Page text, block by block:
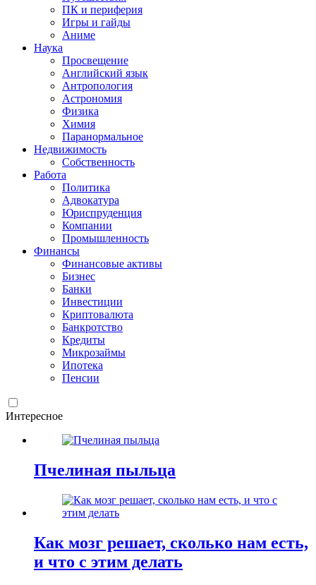
ПК и периферия
Игры и гайды
Аниме
Наука
Просвещение
Английский язык
Антропология
Астрономия
Физика
Химия
Паранормальное
Недвижимость
Собственность
Работа
Политика
Адвокатура
Юриспруденция
Компании
Промышленность
Финансы
Финансовые активы
Бизнес
Банки
Инвестиции
Криптовалюта
Банкротство
Кредиты
Микрозаймы
Ипотека
Пенсии
Интересное
Пчелиная пыльца
Как мозг решает, сколько нам есть,
и что с этим делать